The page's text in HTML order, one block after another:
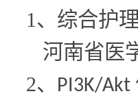
1、综合护
河南省医
2、 PI3K/Akt